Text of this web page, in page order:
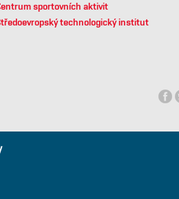
sportovních aktivit
technologický institut